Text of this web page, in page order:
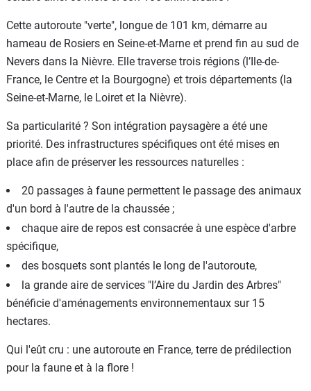
Cette autoroute "verte", longue de 101 km, démarre au
hameau de Rosiers en Seine-et-Marne et prend fin au sud de
Nevers dans la Nièvre. Elle traverse trois régions (l’Ile-de-
France, le Centre et la Bourgogne) et trois départements (la
Seine-et-Marne, le Loiret et la Nièvre).
Sa particularité ? Son intégration paysagère a été une
priorité. Des infrastructures spécifiques ont été mises en
place afin de préserver les ressources naturelles :
20 passages à faune permettent le passage des animaux
d'un bord à l'autre de la chaussée ;
chaque aire de repos est consacrée à une espèce d'arbre
spécifique,
des bosquets sont plantés le long de l'autoroute,
la grande aire de services "l’Aire du Jardin des Arbres"
bénéficie d'aménagements environnementaux sur 15
hectares.
Qui l'eût cru : une autoroute en France, terre de prédilection
pour la faune et à la flore !